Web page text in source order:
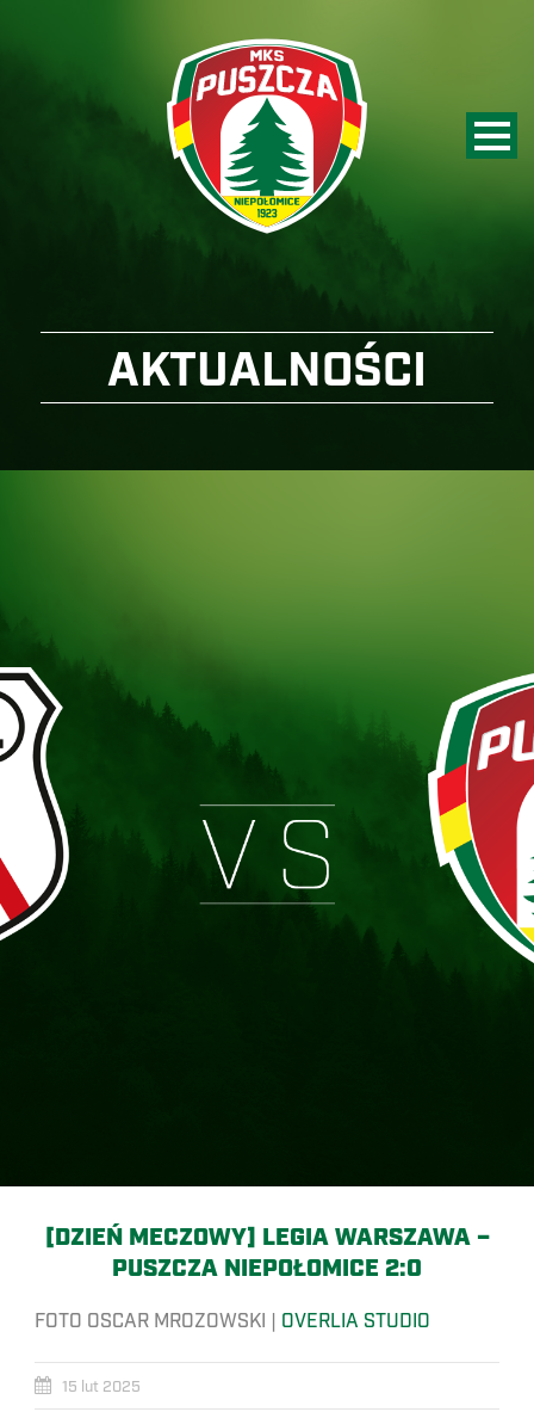
AKTUALNOŚCI
[DZIEŃ MECZOWY] LEGIA WARSZAWA –
PUSZCZA NIEPOŁOMICE 2:0
FOTO OSCAR MROZOWSKI | OVERLIA STUDIO
15 lut 2025